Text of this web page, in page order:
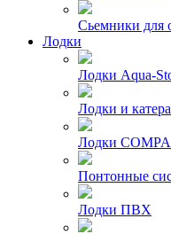
Сьемники для
Лодки
Лодки Aqua-
Лодки и
Лодки
Понтонные
Лодки ПВХ